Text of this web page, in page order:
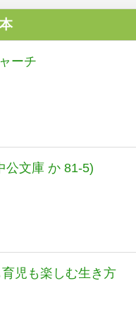
ーチ
公文庫 か 81-5)
児も楽しむ生き方